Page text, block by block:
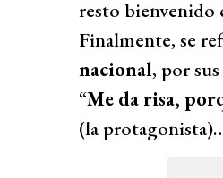
resto bienvenido
Finalmente, se
nacional, por
“Me da risa,
(la